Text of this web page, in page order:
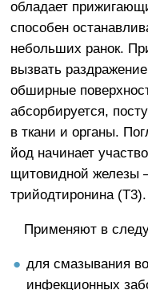
обладает
способен
небольших ранок.
вызвать
обширные
абсорбируется,
в ткани и органы.
йод начинает
щитовидной железы
трийодтиронина (Т3).
Применяют в
для смазывания
инфекционных